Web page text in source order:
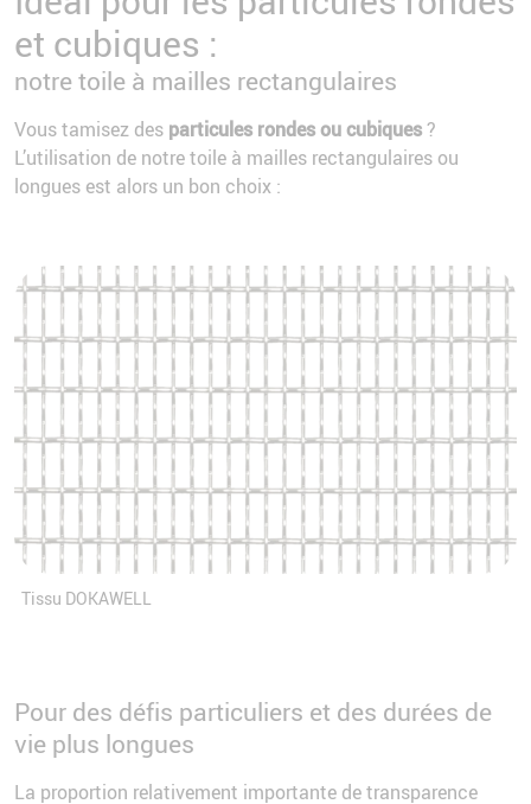
et cubiques :
notre toile à mailles rectangulaires
Vous tamisez des particules rondes ou cubiques?
L’utilisation de notre toile à mailles rectangulaires ou
longues est alors un bon choix :
Tissu DOKAWELL
Pour des défis particuliers et des durées de
vie plus longues
La proportion relativement importante de transparence